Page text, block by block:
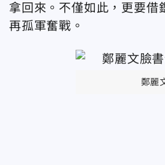
拿回來。不僅如此，更要借
再孤軍奮戰。
鄭麗